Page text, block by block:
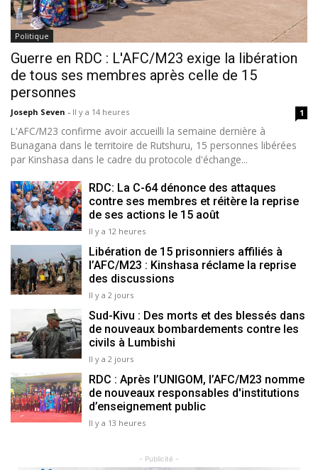
Politique
Guerre en RDC : L'AFC/M23 exige la libération
de tous ses membres après celle de 15
personnes
Joseph Seven - Il y a 14 heures 1
L'AFC/M23 confirme avoir accueilli la semaine dernière à
Bunagana dans le territoire de Rutshuru, 15 personnes libérées
par Kinshasa dans le cadre du protocole d'échange...
RDC: La C-64 dénonce des attaques
contre ses membres et réitère la reprise
de ses actions le 15 août
Il y a 12 heures
Libération de 15 prisonniers affiliés à
l’AFC/M23 : Kinshasa réclame la reprise
des discussions
Il y a 2 jours
Sud-Kivu : Des morts et des blessés dans
de nouveaux bombardements contre les
civils à Lumbishi
Il y a 2 jours
RDC : Après l’UNIGOM, l’AFC/M23 nomme
de nouveaux responsables d'institutions
d’enseignement public
Il y a 13 heures
- Publicité -